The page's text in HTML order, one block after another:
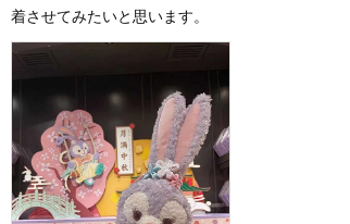
着させてみたいと思います。